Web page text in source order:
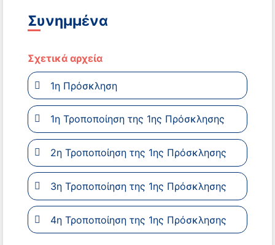
Συνημμένα
Σχετικά αρχεία
1η Πρόσκληση
1η Τροποποίηση της 1ης Πρόσκλησης
2η Τροποποίηση της 1ης Πρόσκλησης
3η Τροποποίηση της 1ης Πρόσκλησης
4η Τροποποίηση της 1ης Πρόσκλησης